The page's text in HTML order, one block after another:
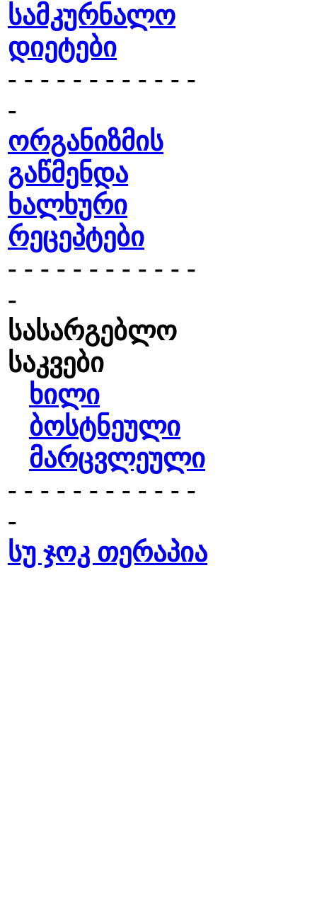
სამკურნალო
დიეტები
- - - - - - - - - - - -
-
ორგანიზმის
გაწმენდა
ხალხური
რეცეპტები
- - - - - - - - - - - -
-
სასარგებლო
საკვები
ხილი
ბოსტნეული
მარცვლეული
- - - - - - - - - - - -
-
სუ ჯოკ თერაპია